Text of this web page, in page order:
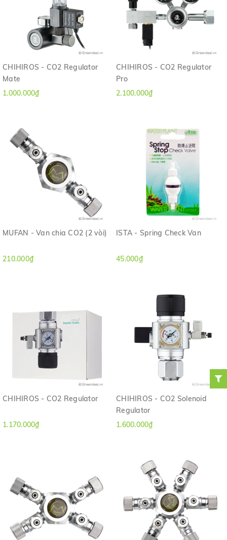
CHIHIROS - CO2 Regulator
Mate
1.000.000₫
CHIHIROS - CO2 Regulator
Pro
2.100.000₫
MUFAN - Van chia CO2 (2 vòi)
210.000₫
ISTA - Spring Check Van
45.000₫
CHIHIROS - CO2 Regulator
1.170.000₫
CHIHIROS - CO2 Solenoid
Regulator
1.600.000₫